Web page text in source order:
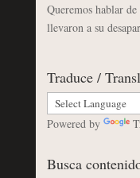
Queremos hablar
llevaron a su
Traduce /
Powered by
Busca